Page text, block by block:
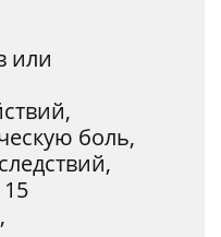
или
боль,